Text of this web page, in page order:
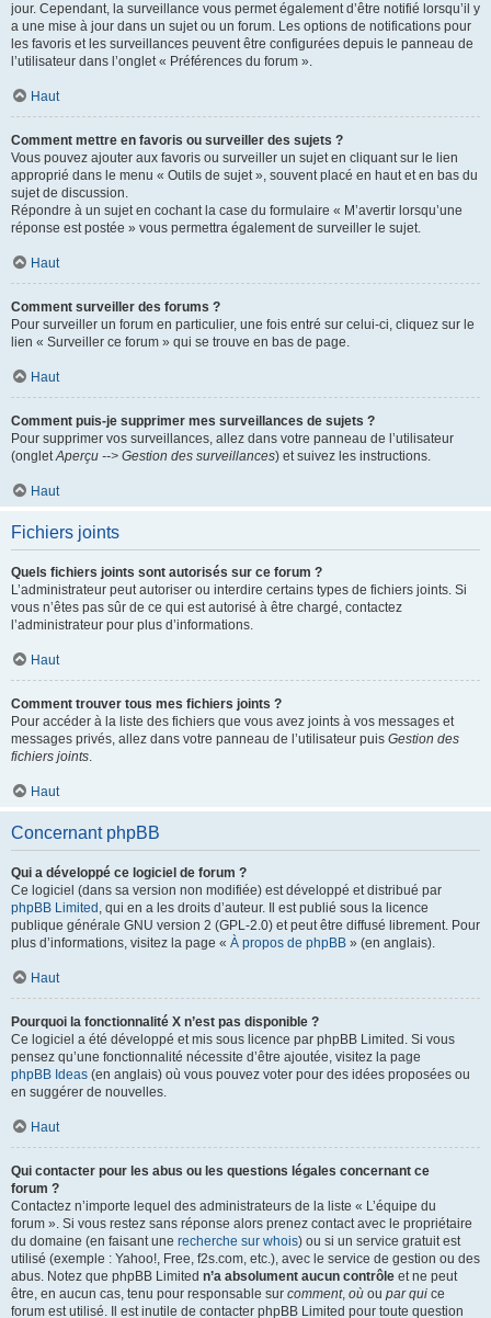
jour. Cependant, la surveillance vous permet également d’être notifié lorsqu’il y
a une mise à jour dans un sujet ou un forum. Les options de notifications pour
les favoris et les surveillances peuvent être configurées depuis le panneau de
l’utilisateur dans l’onglet « Préférences du forum ».
Haut
Comment mettre en favoris ou surveiller des sujets ?
Vous pouvez ajouter aux favoris ou surveiller un sujet en cliquant sur le lien
approprié dans le menu « Outils de sujet », souvent placé en haut et en bas du
sujet de discussion.
Répondre à un sujet en cochant la case du formulaire « M’avertir lorsqu’une
réponse est postée » vous permettra également de surveiller le sujet.
Haut
Comment surveiller des forums ?
Pour surveiller un forum en particulier, une fois entré sur celui-ci, cliquez sur le
lien « Surveiller ce forum » qui se trouve en bas de page.
Haut
Comment puis-je supprimer mes surveillances de sujets ?
Pour supprimer vos surveillances, allez dans votre panneau de l’utilisateur
(ongletAperçu --> Gestion des surveillances) et suivez les instructions.
Haut
Fichiers joints
Quels fichiers joints sont autorisés sur ce forum ?
L’administrateur peut autoriser ou interdire certains types de fichiers joints. Si
vous n’êtes pas sûr de ce qui est autorisé à être chargé, contactez
l’administrateur pour plus d’informations.
Haut
Comment trouver tous mes fichiers joints ?
Pour accéder à la liste des fichiers que vous avez joints à vos messages et
messages privés, allez dans votre panneau de l’utilisateur puis Gestion des
fichiers joints.
Haut
Concernant phpBB
Qui a développé ce logiciel de forum ?
Ce logiciel (dans sa version non modifiée) est développé et distribué par
phpBB Limited , qui en a les droits d’auteur. Il est publié sous la licence
publique générale GNU version 2 (GPL-2.0) et peut être diffusé librement. Pour
plus d’informations, visitez la page « À propos de phpBB » (en anglais).
Haut
Pourquoi la fonctionnalité X n’est pas disponible ?
Ce logiciel a été développé et mis sous licence par phpBB Limited. Si vous
pensez qu’une fonctionnalité nécessite d’être ajoutée, visitez la page
phpBB Ideas (en anglais) où vous pouvez voter pour des idées proposées ou
en suggérer de nouvelles.
Haut
Qui contacter pour les abus ou les questions légales concernant ce
forum ?
Contactez n’importe lequel des administrateurs de la liste « L’équipe du
forum ». Si vous restez sans réponse alors prenez contact avec le propriétaire
du domaine (en faisant une recherche sur whois) ou si un service gratuit est
utilisé (exemple : Yahoo!, Free, f2s.com, etc.), avec le service de gestion ou des
abus. Notez que phpBB Limited n’a absolument aucun contrôle et ne peut
être, en aucun cas, tenu pour responsable sur comment, où ou par qui ce
forum est utilisé. Il est inutile de contacter phpBB Limited pour toute question